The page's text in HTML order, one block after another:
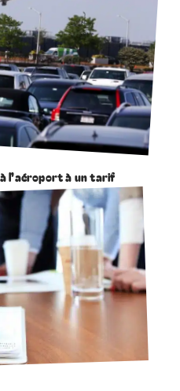
l’aéroport à un tarif